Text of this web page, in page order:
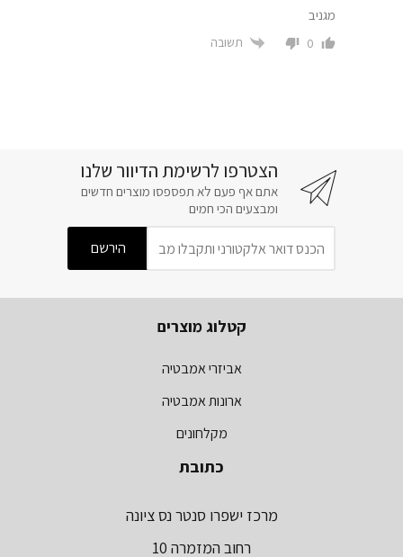
מגניב
0 תשובה
הצטרפו לרשימת הדיוור שלנו
אתם אף פעם לא תפספסו מוצרים חדשים
ומבצעים הכי חמים
קטלוג מוצרים
אביזרי אמבטיה
ארונות אמבטיה
מקלחונים
כתובת
מרכז ישפרו סנטר נס ציונה
רחוב המזמרה 10